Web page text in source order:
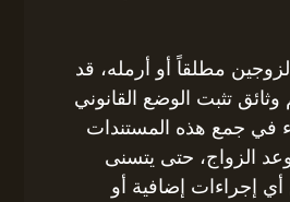
مطلقاً أو أرمله، قد
تثبت الوضع القانوني
في جمع هذه المستندات
الزواج، حتى يتسنى
أي إجراءات إضافية أو